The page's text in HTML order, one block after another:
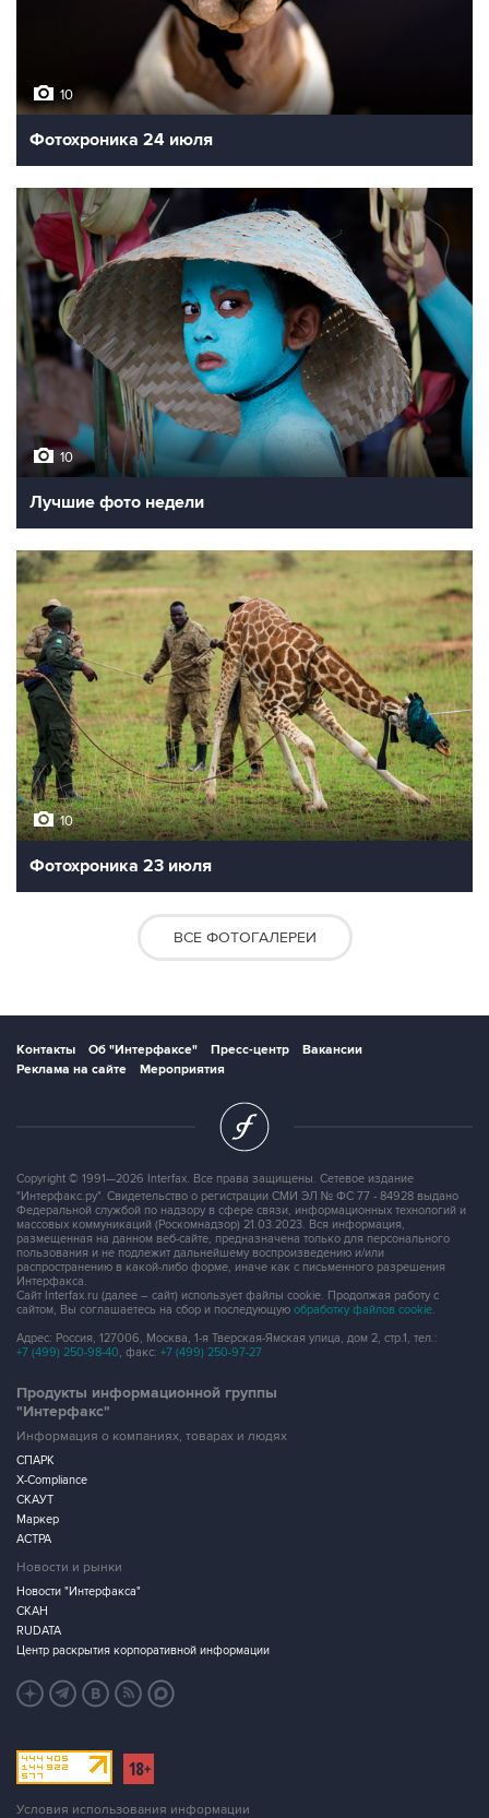
10
Фотохроника 24 июля
10
Лучшие фото недели
10
Фотохроника 23 июля
ВСЕ ФОТОГАЛЕРЕИ
Контакты Об "Интерфаксе" Пресс-центр
Вакансии
Реклама на сайте
Мероприятия
Copyright © 1991—2026 Interfax. Все права защищены. Сетевое издание
"Интерфакс.ру". Свидетельство о регистрации СМИ ЭЛ № ФС 77 - 84928 выдано
Федеральной службой по надзору в сфере связи, информационных технологий и
массовых коммуникаций (Роскомнадзор) 21.03.2023. Вся информация,
размещенная на данном веб-сайте, предназначена только для персонального
пользования и не подлежит дальнейшему воспроизведению и/или
распространению в какой-либо форме, иначе как с письменного разрешения
Интерфакса.
Сайт Interfax.ru (далее – сайт) использует файлы cookie. Продолжая работу с
сайтом, Вы соглашаетесь на сбор и последующую обработку файлов cookie.
Адрес: Россия, 127006, Москва, 1-я Тверская-Ямская улица, дом 2, стр.1, тел.:
+7 (499) 250-98-40, факс: +7 (499) 250-97-27
Продукты информационной группы
"Интерфакс"
Информация о компаниях, товарах и людях
СПАРК
X-Compliance
СКАУТ
Маркер
АСТРА
Новости и рынки
Новости "Интерфакса"
СКАН
RUDATA
Центр раскрытия корпоративной информации
Условия использования информации